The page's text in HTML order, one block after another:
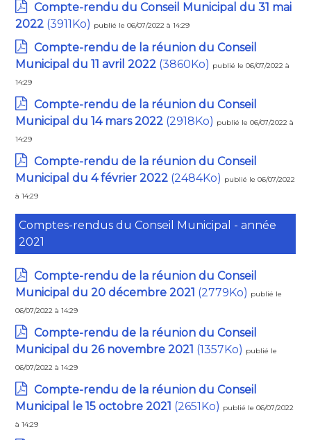
Compte-rendu du Conseil Municipal du 31 mai
2022 (3911Ko) publié le 06/07/2022 à 14:29
Compte-rendu de la réunion du Conseil
Municipal du 11 avril 2022 (3860Ko) publié le 06/07/2022 à
14:29
Compte-rendu de la réunion du Conseil
Municipal du 14 mars 2022 (2918Ko) publié le 06/07/2022 à
14:29
Compte-rendu de la réunion du Conseil
Municipal du 4 février 2022 (2484Ko) publié le 06/07/2022
à 14:29
Comptes-rendus du Conseil Municipal - année
2021
Compte-rendu de la réunion du Conseil
Municipal du 20 décembre 2021 (2779Ko) publié le
06/07/2022 à 14:29
Compte-rendu de la réunion du Conseil
Municipal du 26 novembre 2021 (1357Ko) publié le
06/07/2022 à 14:29
Compte-rendu de la réunion du Conseil
Municipal le 15 octobre 2021 (2651Ko) publié le 06/07/2022
à 14:29